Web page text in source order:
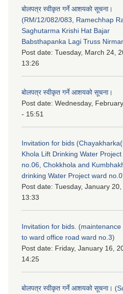
बोलपत्र स्वीकृत गर्ने आशयको सूचना।
(RM/12/082/083, Ramechhap
Saghutarma Krishi Hat Bajar
Babsthapanka Lagi Truss
Post date: Tuesday, March 24,
13:26
बोलपत्र स्वीकृत गर्ने आशयको सूचना।
Post date: Wednesday,
- 15:51
Invitation for bids
Khola Lift Drinking Water Project
no.06, Chokkhola and
drinking Water Project ward
Post date: Tuesday, January
13:33
Invitation for bids. (maintenance
to ward office road ward no.3)
Post date: Friday, January 16,
14:25
बोलपत्र स्वीकृत गर्ने आशयको सूचना।